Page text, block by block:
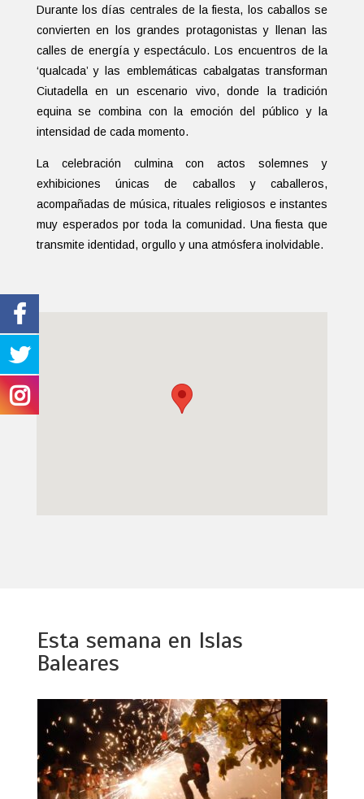
Durante los días centrales de la fiesta, los caballos se
convierten en los grandes protagonistas y llenan las
calles de energía y espectáculo. Los encuentros de la
‘qualcada’ y las emblemáticas cabalgatas transforman
Ciutadella en un escenario vivo, donde la tradición
equina se combina con la emoción del público y la
intensidad de cada momento.
La celebración culmina con actos solemnes y
exhibiciones únicas de caballos y caballeros,
acompañadas de música, rituales religiosos e instantes
muy esperados por toda la comunidad. Una fiesta que
transmite identidad, orgullo y una atmósfera inolvidable.
Esta semana en Islas
Baleares